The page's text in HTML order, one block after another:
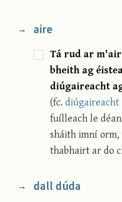
→ aire
Tá rud ar
bheith ag
diúgaireacht
(fc.diúgaireacht
fuílleach le
sháith imní
thabhairt ar do
→ dall dúda